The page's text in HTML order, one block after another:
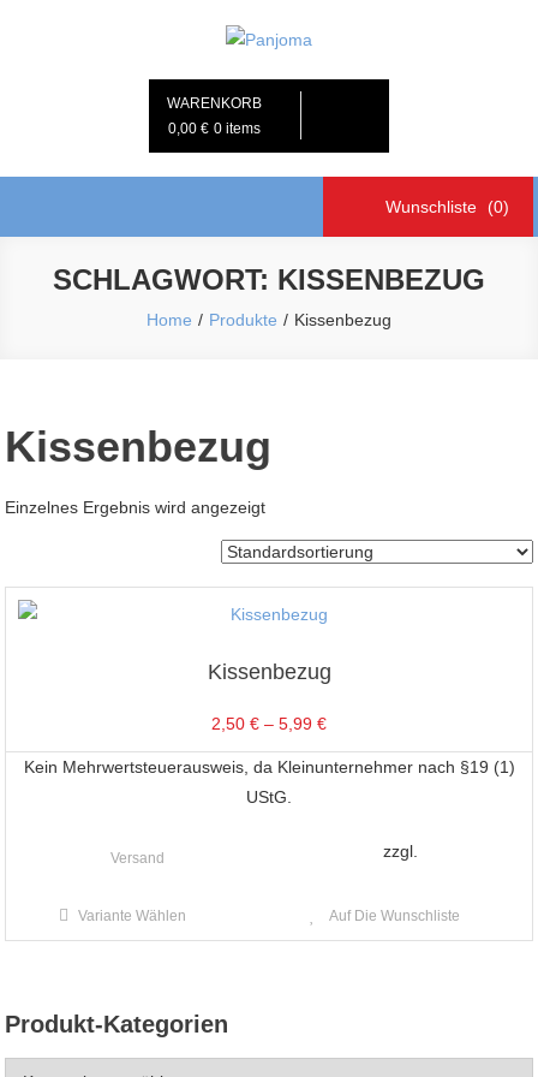
der Nördl. Oberpfalz
WARENKORB
0,00 € 0 items
Wunschliste (0)
SCHLAGWORT: KISSENBEZUG
Home Produkte Kissenbezug
Kissenbezug
Einzelnes Ergebnis wird angezeigt
Kissenbezug
2,50 € – 5,99 €
Kein Mehrwertsteuerausweis, da Kleinunternehmer nach §19 (1)
UStG.
zzgl.
Versand
Variante Wählen
auf.
Auf Die Wunschliste
Produkt-Kategorien